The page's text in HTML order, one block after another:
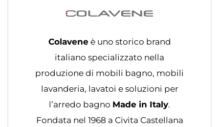
Colaveneè uno storico brand
italiano specializzato nella
produzione di mobili bagno, mobili
lavanderia, lavatoi e soluzioni per
l’arredo bagno Made in Italy.
Fondata nel 1968 a Civita Castellana